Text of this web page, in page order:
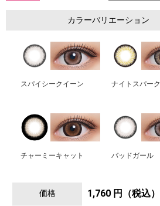
カラーバリエーション
スパイシークイーン ナイトスパーク
チャーミーキャット バッドガール
価格 1,760 円（税込）